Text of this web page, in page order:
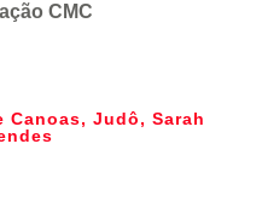
CMC
Canoas, Judô, Sarah